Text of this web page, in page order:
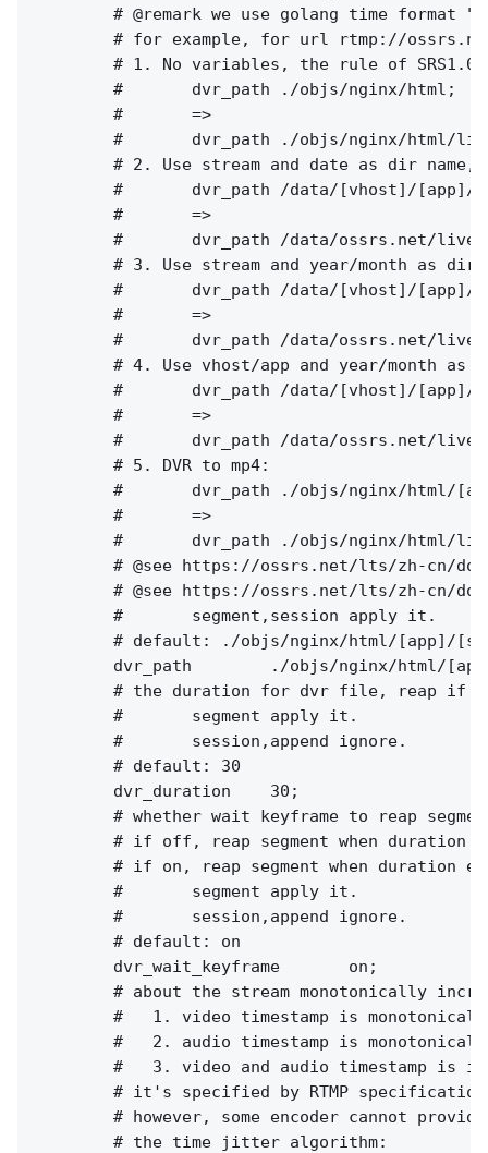
# @remark we use golang time format
# for example, for url rtmp://
# 1. No variables, the rule of
        #       dvr_path ./objs/nginx/html;
        #       =>
#       dvr_path ./objs/nginx/html/
# 2. Use stream and date as dir name,
#       dvr_path /data/[vhost]/
        #       =>
#       dvr_path /data/ossrs.net/
# 3. Use stream and year/month as dir
#       dvr_path /data/[vhost]/
        #       =>
#       dvr_path /data/ossrs.net/
# 4. Use vhost/app and year/month as
#       dvr_path /data/[vhost]/
        #       =>
#       dvr_path /data/ossrs.net/
        # 5. DVR to mp4:
#       dvr_path ./objs/nginx/html/
        #       =>
#       dvr_path ./objs/nginx/html/
# @see https://ossrs.net/lts/zh-cn/
# @see https://ossrs.net/lts/zh-cn/
        #       segment,session apply it.
# default: ./objs/nginx/html/[app]/
dvr_path        ./objs/nginx/html/
# the duration for dvr file, reap if
        #       segment apply it.
        #       session,append ignore.
        # default: 30
        dvr_duration    30;
# whether wait keyframe to reap
# if off, reap segment when duration
# if on, reap segment when duration
        #       segment apply it.
        #       session,append ignore.
        # default: on
        dvr_wait_keyframe       on;
# about the stream monotonically
#   1. video timestamp is
#   2. audio timestamp is
#   3. video and audio timestamp is
# it's specified by RTMP
# however, some encoder cannot
        # the time jitter algorithm: